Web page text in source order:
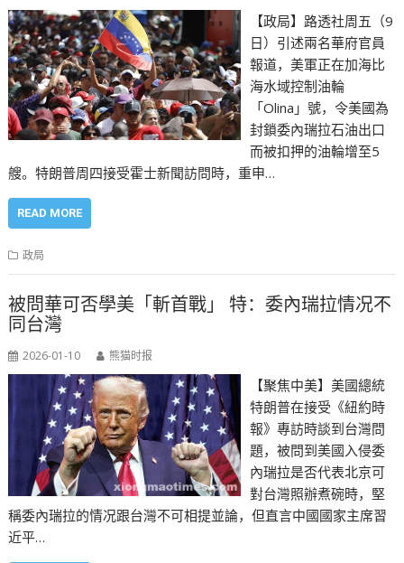
【政局】路透社周五（9
日）引述兩名華府官員
報道，美軍正在加海比
海水域控制油輪
「Olina」號，令美國為
封鎖委內瑞拉石油出口
而被扣押的油輪增至5
艘。特朗普周四接受霍士新聞訪問時，重申…
READ MORE
政局
被問華可否學美「斬首戰」 特：委內瑞拉情况不
同台灣
2026-01-10 熊猫时报
【聚焦中美】美國總統
特朗普在接受《紐約時
報》專訪時談到台灣問
題，被問到美國入侵委
內瑞拉是否代表北京可
對台灣照辦煮碗時，堅
稱委內瑞拉的情况跟台灣不可相提並論，但直言中國國家主席習
近平…